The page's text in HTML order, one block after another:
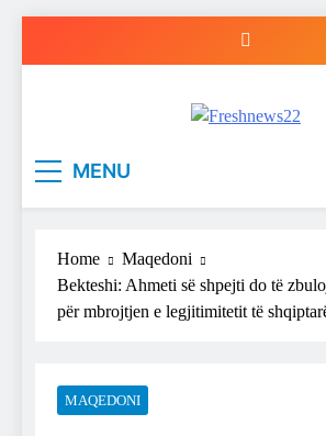
MENU
Home
Maqedoni
Bekteshi: Ahmeti së shpejti do të
për mbrojtjen e legjitimitetit të
MAQEDONI